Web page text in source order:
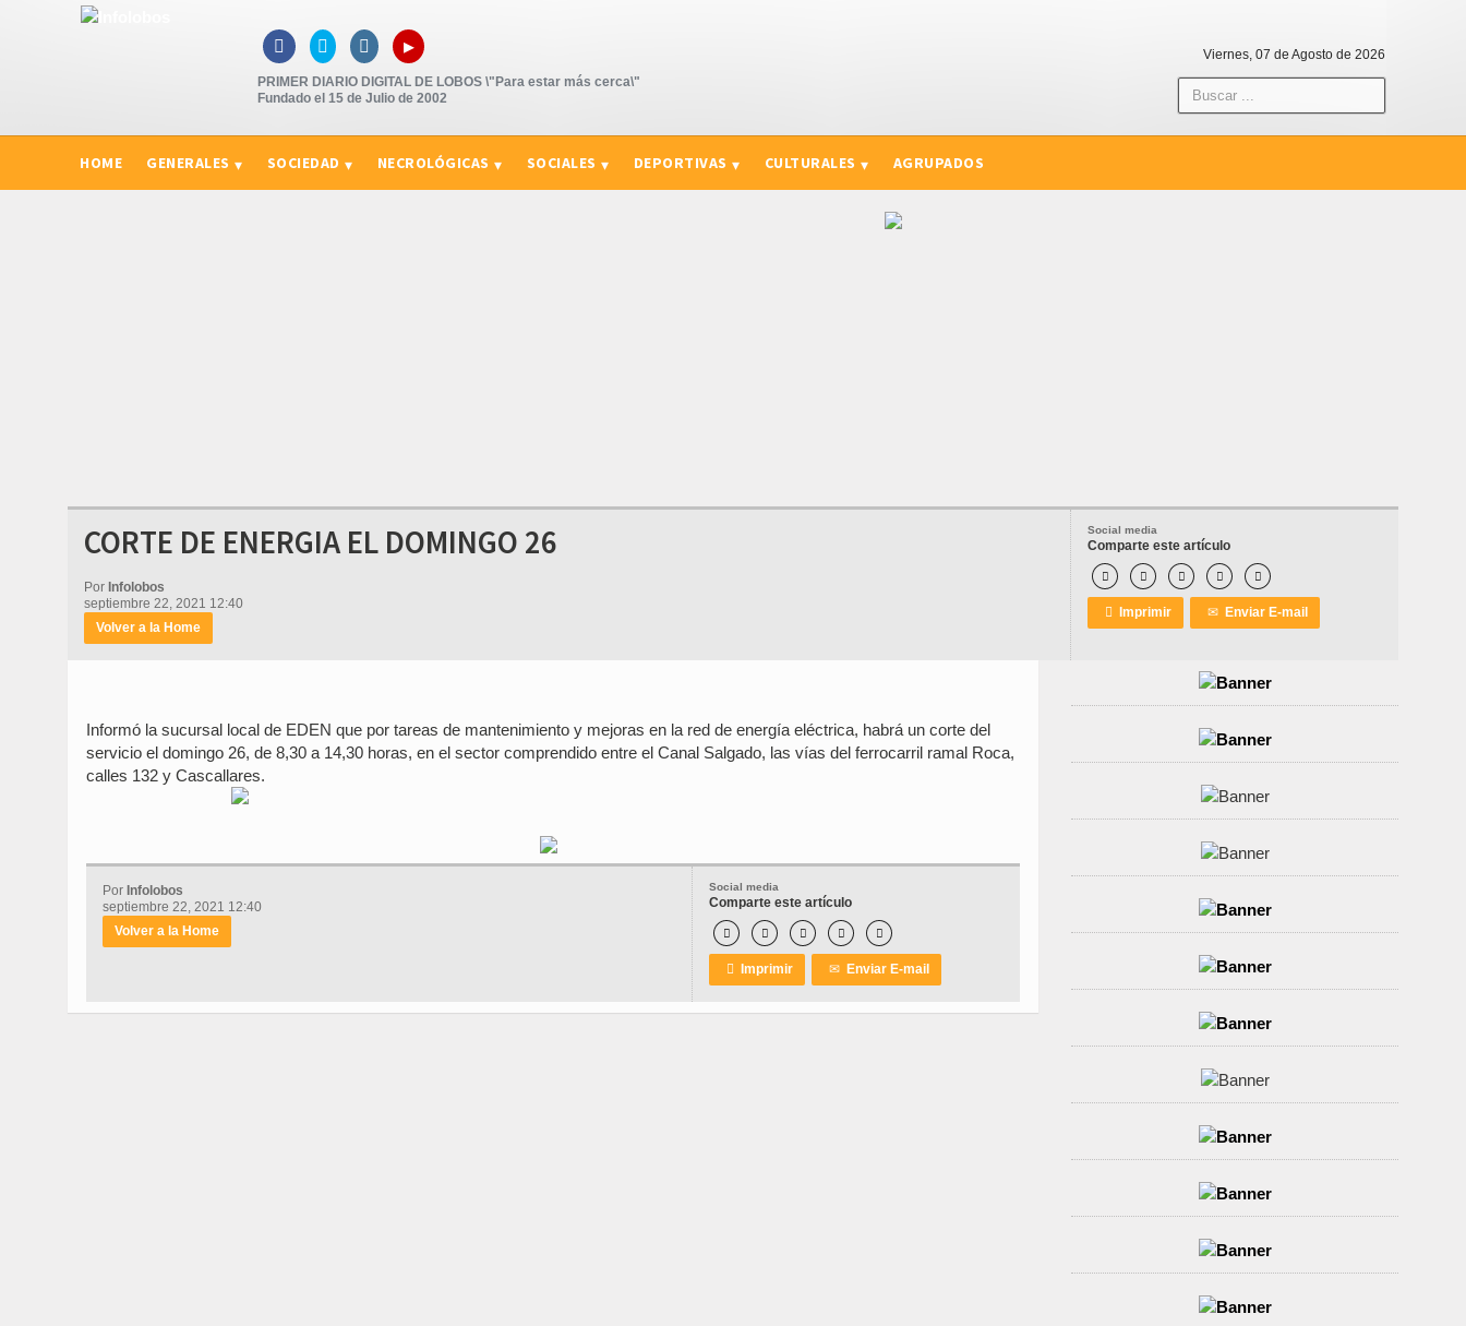
   ▸
PRIMER DIARIO DIGITAL DE LOBOS \"Para estar más cerca\"
Fundado el 15 de Julio de 2002
Viernes, 07 de Agosto de 2026
HOME GENERALES SOCIEDAD NECROLÓGICAS SOCIALES DEPORTIVAS CULTURALES AGRUPADOS
Social media
Comparte este artículo
    
 Imprimir ✉ Enviar E-mail
CORTE DE ENERGIA EL DOMINGO 26
Por Infolobos
septiembre 22, 2021 12:40
Volver a la Home
Informó la sucursal local de EDEN que por tareas de mantenimiento y mejoras en la red de energía eléctrica, habrá un corte del
servicio el domingo 26, de 8,30 a 14,30 horas, en el sector comprendido entre el Canal Salgado, las vías del ferrocarril ramal Roca,
calles 132 y Cascallares.
Social media
Comparte este artículo
    
 Imprimir ✉ Enviar E-mail
Por Infolobos
septiembre 22, 2021 12:40
Volver a la Home